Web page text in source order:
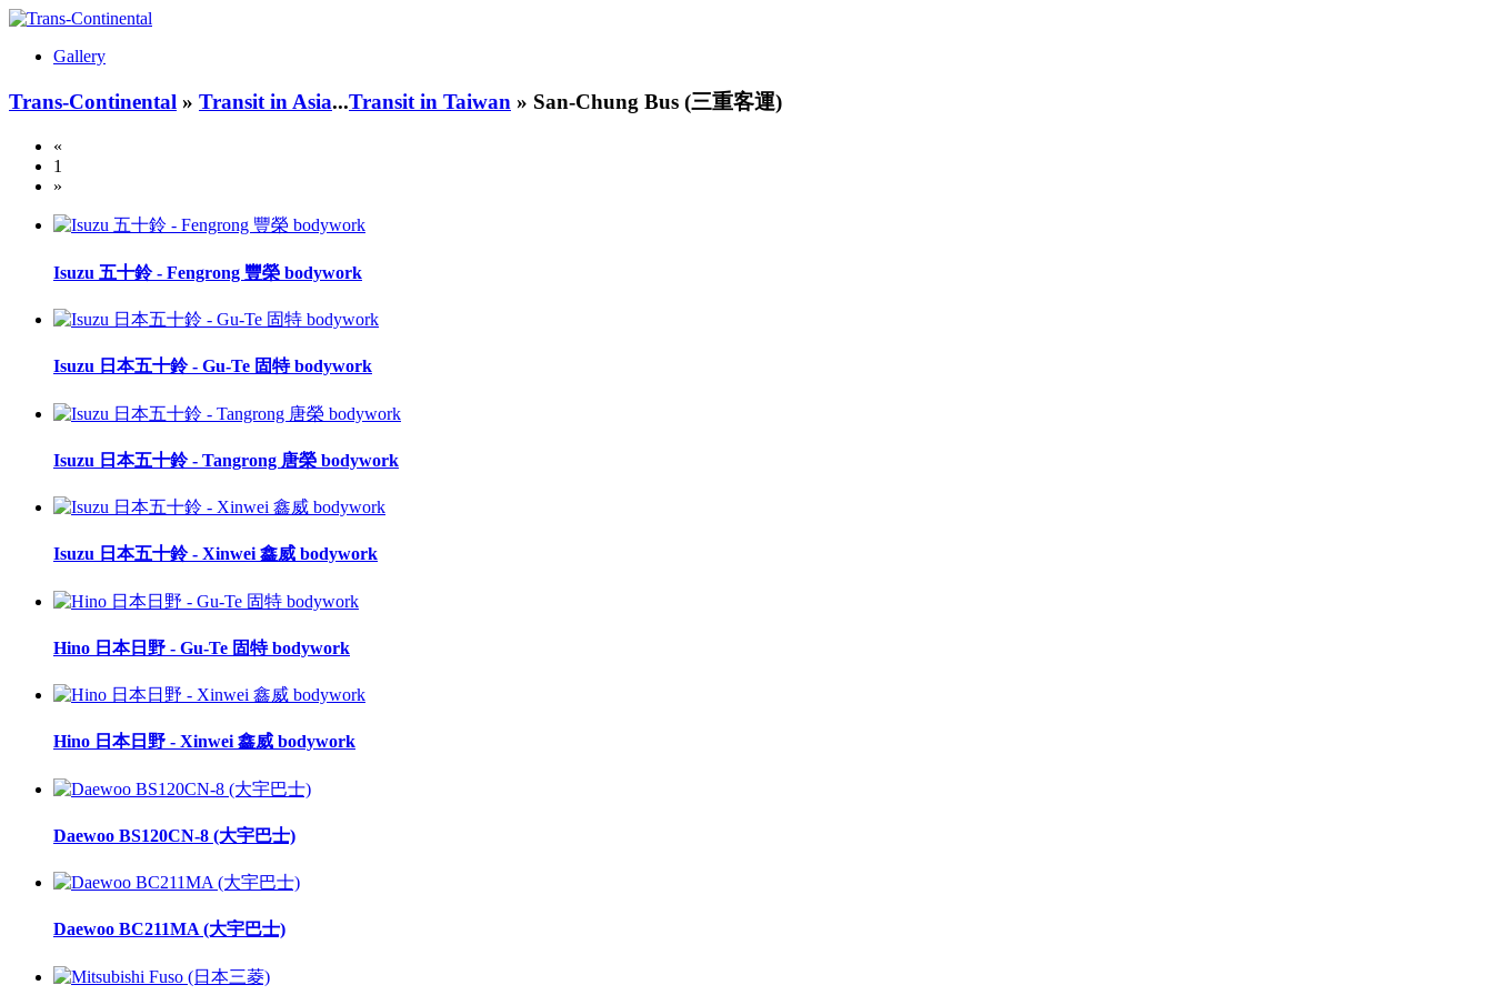
Gallery
Trans-Continental » Transit in Asia...Transit in Taiwan » San-Chung Bus (三重客運)
«
1
»
Isuzu 五十鈴 - Fengrong 豐榮 bodywork
Isuzu 日本五十鈴 - Gu-Te 固特 bodywork
Isuzu 日本五十鈴 - Tangrong 唐榮 bodywork
Isuzu 日本五十鈴 - Xinwei 鑫威 bodywork
Hino 日本日野 - Gu-Te 固特 bodywork
Hino 日本日野 - Xinwei 鑫威 bodywork
Daewoo BS120CN-8 (大宇巴士)
Daewoo BC211MA (大宇巴士)